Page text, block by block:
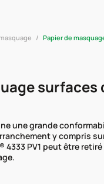
Papier de
surfaces
une grande
y compris
PV1 peut être